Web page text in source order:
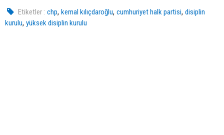
Etiketler : chp,kemal kılıçdaroğlu,cumhuriyet halk partisi,disiplin
kurulu, yüksek disiplin kurulu